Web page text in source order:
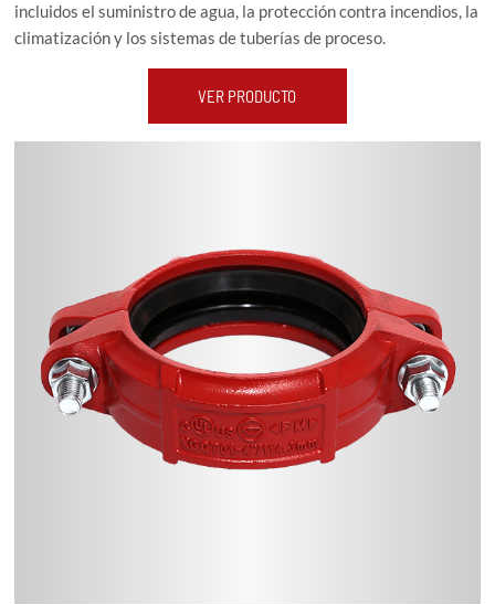
incluidos el suministro de agua, la protección contra incendios, la
climatización y los sistemas de tuberías de proceso.
VER PRODUCTO